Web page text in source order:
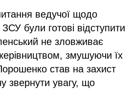
ведучої щодо
були готові відступити
не зловживає
змушуючи їх
став на захист
звернути увагу, що